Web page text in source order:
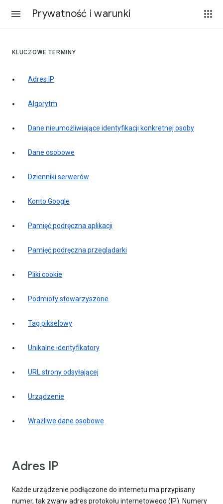
Prywatność i warunki
KLUCZOWE TERMINY
Adres IP
Algorytm
Dane nieumożliwiające identyfikacji konkretnej osoby
Dane osobowe
Dzienniki serwerów
Konto Google
Pamięć podręczna aplikacji
Pamięć podręczna przeglądarki
Pliki cookie
Podmioty stowarzyszone
Tag pikselowy
Unikalne identyfikatory
URL strony odsyłającej
Urządzenie
Wrażliwe dane osobowe
Adres IP
Każde urządzenie podłączone do internetu ma przypisany
numer, tak zwany adres protokołu internetowego (IP). Numery